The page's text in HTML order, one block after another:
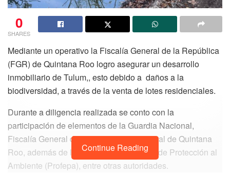
0
SHARES
Mediante un operativo la Fiscalía General de la República
(FGR) de Quintana Roo logro asegurar un desarrollo
inmobiliario de Tulum,, esto debido a daños a la
biodiversidad, a través de la venta de lotes residenciales.
Durante a diligencia realizada se conto con la
participación de elementos de la Guardia Nacional,
Fiscalía General del Estado, Policía Estatal de Quintana
Roo, además de la Procuraduría Federal de Protección al
Ambiente (Profepa), entre otras autoridades.
Continue Reading